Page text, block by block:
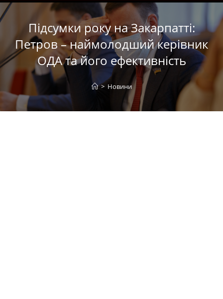
Підсумки року на Закарпатті:
Петров – наймолодший керівник
ОДА та його ефективність
> Новини